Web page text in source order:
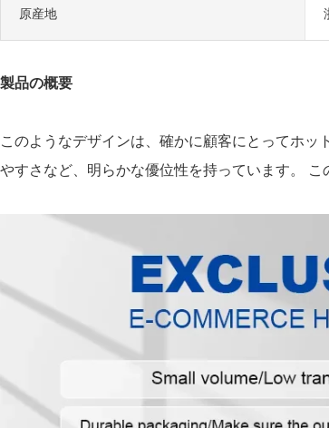
原産地
製品の概要
このようなデザインは、確かに顧客にとってホ
やすさなど、明らかな優位性を持っています。